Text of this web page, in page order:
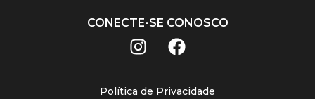
CONECTE-SE CONOSCO
Política de Privacidade